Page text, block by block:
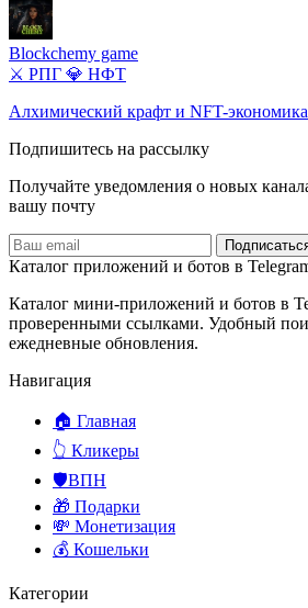
Blockchemy game
⚔️ РПГ 💎 НФТ
Алхимический крафт и NFT-
Подпишитесь на рассылку
Получайте уведомления о новых
вашу почту
Каталог приложений и ботов в
Каталог мини-приложений и ботов в
проверенными ссылками. Удобный
ежедневные обновления.
Навигация
🏠 Главная
👆 Кликеры
🛡️ВПН
🎁 Подарки
💸 Монетизация
💰 Кошельки
Категории